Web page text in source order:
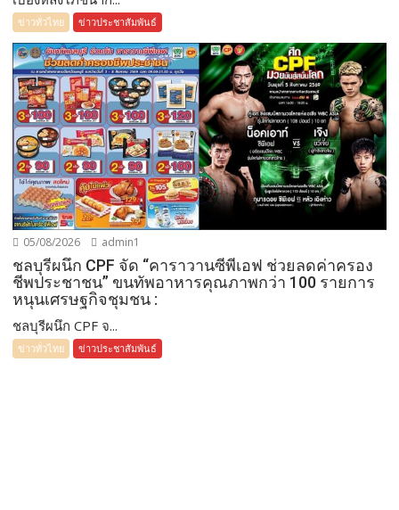
ข่าวทั่วไทย ข่าวประชาสัมพันธ์
05/08/2026 admin1
ชลบุรีผนึก CPF จัด “คาราวานซีพีเอฟ ช่วยลดค่าครอง
ชีพประชาชน” ขนทัพอาหารคุณภาพกว่า 100 รายการ
หนุนเศรษฐกิจชุมชน :
ชลบุรีผนึก CPF จ...
ข่าวทั่วไทย ข่าวประชาสัมพันธ์